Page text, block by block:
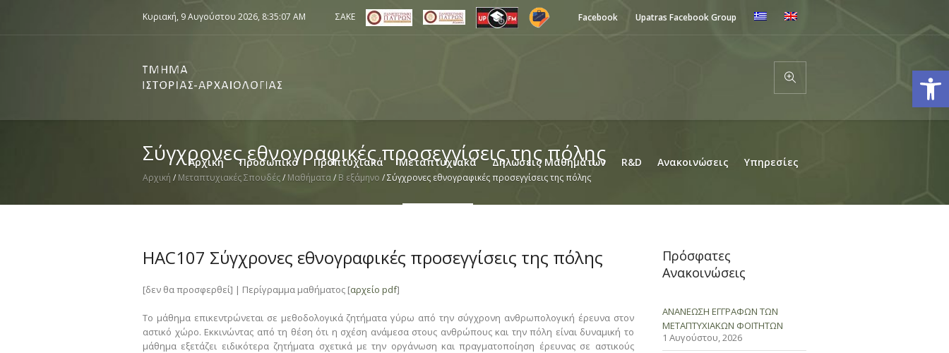
Facebook Upatras Facebook Group
Κυριακή, 9 Αυγούστου 2026, 8:35:07 AM ΣΑΚΕ
Αρχική Προσωπικό Προπτυχιακά Μεταπτυχιακά Δηλώσεις Μαθημάτων R&D Ανακοινώσεις Υπηρεσίες
Σύγχρονες εθνογραφικές προσεγγίσεις της πόλης
Αρχική / Μεταπτυχιακές Σπουδές/ Μαθήματα/ B εξάμηνο /Σύγχρονες εθνογραφικές προσεγγίσεις της πόλης
HAC107 Σύγχρονες εθνογραφικές προσεγγίσεις της πόλης
[δεν θα προσφερθεί] | Περίγραμμα μαθήματος [αρχείο pdf]
Το μάθημα επικεντρώνεται σε μεθοδολογικά ζητήματα γύρω από την σύγχρονη ανθρωπολογική έρευνα στον
αστικό χώρο. Εκκινώντας από τη θέση ότι η σχέση ανάμεσα στους ανθρώπους και την πόλη είναι δυναμική το
μάθημα εξετάζει ειδικότερα ζητήματα σχετικά με την οργάνωση και πραγματοποίηση έρευνας σε αστικούς
Πρόσφατες
Ανακοινώσεις
ΑΝΑΝΕΩΣΗ ΕΓΓΡΑΦΩΝ ΤΩΝ
ΜΕΤΑΠΤΥΧΙΑΚΩΝ ΦΟΙΤΗΤΩΝ
1 Αυγούστου, 2026